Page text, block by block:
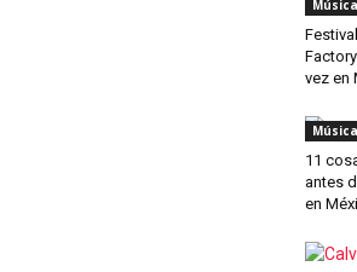
Música
vez en
Música
11
antes
en